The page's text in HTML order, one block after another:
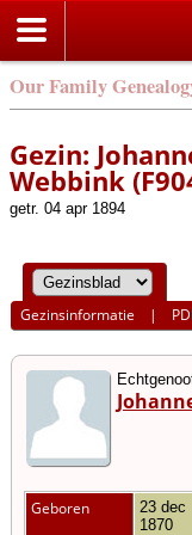
Our Family
Gezin:
Webbink
getr. 04 apr 1894
Gezinsinformatie |
Geboren
23 dec
1870